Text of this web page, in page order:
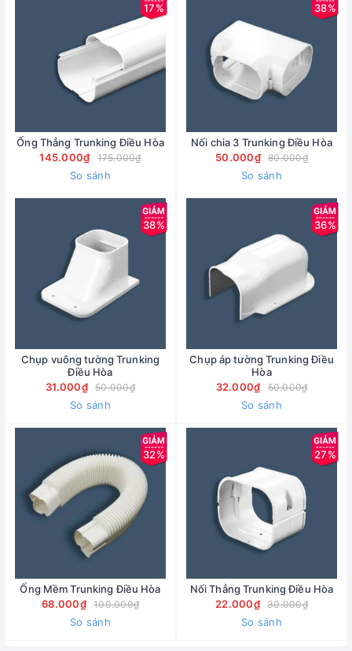
17%
Ống Thẳng Trunking Điều Hòa
145.000₫
175.000₫
So sánh
38%
Nối chia 3 Trunking Điều Hòa
50.000₫
80.000₫
So sánh
38%
Chụp vuông tường Trunking
Điều Hòa
31.000₫
50.000₫
So sánh
36%
Chụp áp tường Trunking Điều
Hòa
32.000₫
50.000₫
So sánh
32%
Ống Mềm Trunking Điều Hòa
68.000₫
100.000₫
So sánh
27%
Nối Thẳng Trunking Điều Hòa
22.000₫
30.000₫
So sánh